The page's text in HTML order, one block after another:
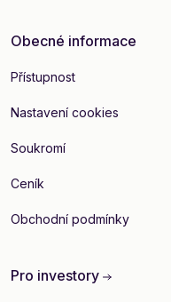
Obecné informace
Přístupnost
Nastavení cookies
Soukromí
Ceník
Obchodní podmínky
Pro investory